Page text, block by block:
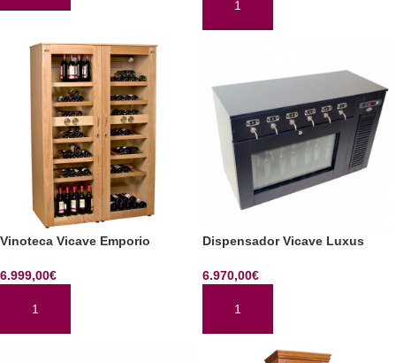
AÑADIR AL CARRITO
Vinoteca Vicave Emporio
6.999,00€
AÑADIR AL CARRITO
Dispensador Vicave Luxus
6.970,00€
AÑADIR AL CARRITO